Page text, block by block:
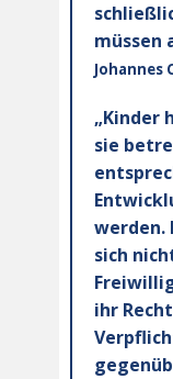
müssen
Johannes
„Kinder
sie
werden.
sich
ihr